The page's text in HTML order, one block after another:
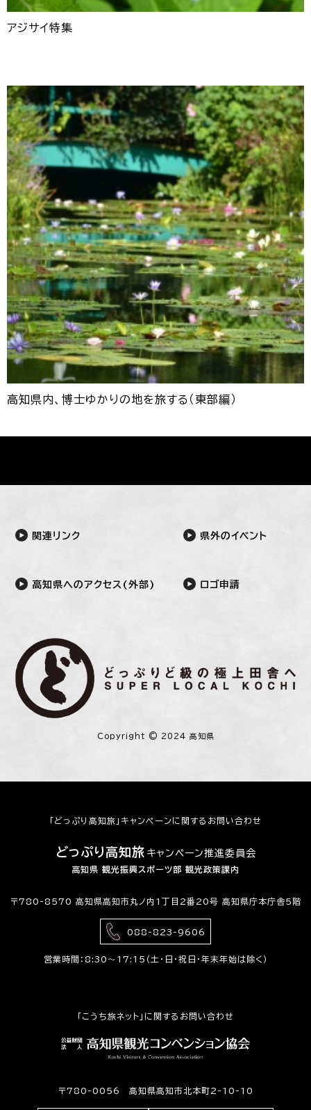
アジサイ特集
高知県内、博士ゆかりの地を旅する（東部編）
関連リンク 県外のイベント
高知県へのアクセス(外部) ロゴ申請
Copyright © 2024 高知県
「どっぷり高知旅」キャンペーンに関するお問い合わせ
どっぷり高知旅 キャンペーン推進委員会
高知県 観光振興スポーツ部 観光政策課内
〒780-8570 高知県高知市丸ノ内1丁目2番20号 高知県庁本庁舎5階
088-823-9606
営業時間：8:30〜17:15（土・日・祝日・年末年始は除く）
「こうち旅ネット」に関するお問い合わせ
〒780-0056 高知県高知市北本町2-10-10